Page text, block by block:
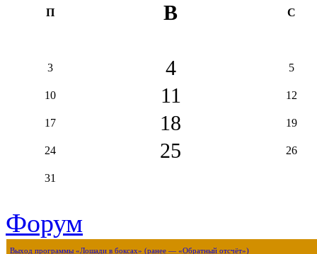
П В С
3 4 5
10 11 12
17 18 19
24 25 26
31
Форум
Выход программы «Лошади в боксах» (ранее — «Обратный отсчёт»)